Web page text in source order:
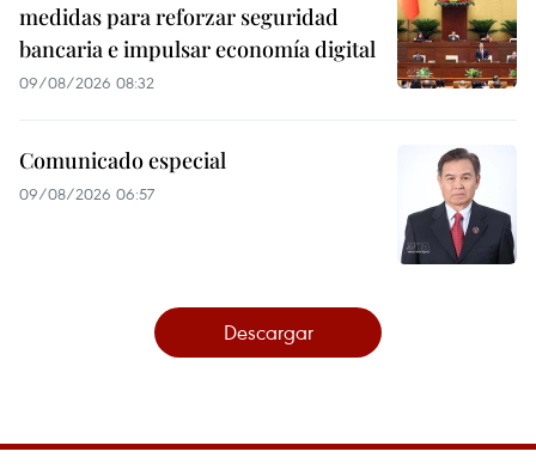
medidas para reforzar seguridad
bancaria e impulsar economía digital
09/08/2026 08:32
Comunicado especial
09/08/2026 06:57
Descargar